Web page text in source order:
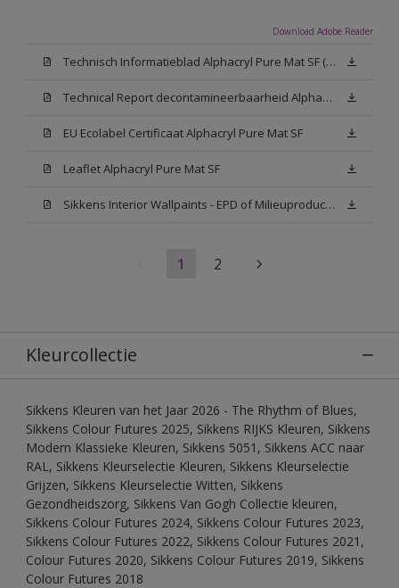
Download Adobe Reader
Technisch Informatieblad Alphacryl Pure Mat SF (New Livery) (PDF)
Technical Report decontamineerbaarheid Alphacryl Pure Mat SF
EU Ecolabel Certificaat Alphacryl Pure Mat SF
Leaflet Alphacryl Pure Mat SF
Sikkens Interior Wallpaints - EPD of Milieuproductverklaring
1 2
Kleurcollectie
Sikkens Kleuren van het Jaar 2026 - The Rhythm of Blues,
Sikkens Colour Futures 2025, Sikkens RIJKS Kleuren, Sikkens
Modern Klassieke Kleuren, Sikkens 5051, Sikkens ACC naar
RAL, Sikkens Kleurselectie Kleuren, Sikkens Kleurselectie
Grijzen, Sikkens Kleurselectie Witten, Sikkens
Gezondheidszorg, Sikkens Van Gogh Collectie kleuren,
Sikkens Colour Futures 2024, Sikkens Colour Futures 2023,
Sikkens Colour Futures 2022, Sikkens Colour Futures 2021,
Colour Futures 2020, Sikkens Colour Futures 2019, Sikkens
Colour Futures 2018